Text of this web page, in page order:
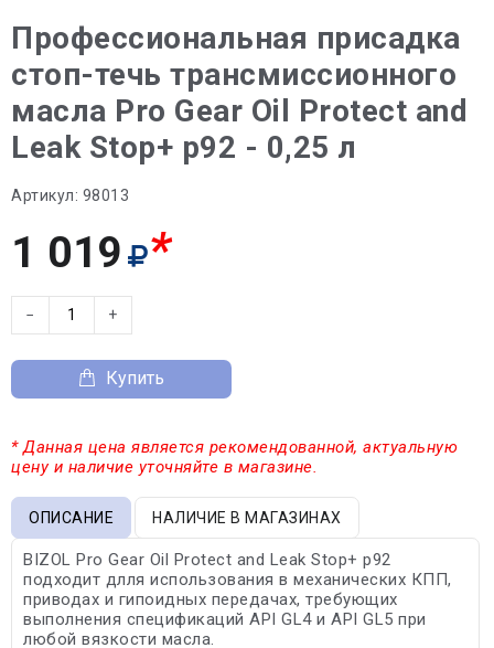
Профессиональная присадка
стоп-течь трансмиссионного
масла Pro Gear Oil Protect and
Leak Stop+ p92 - 0,25 л
Артикул: 98013
1 019 *
− +
Купить
* Данная цена является рекомендованной, актуальную
цену и наличие уточняйте в магазине.
ОПИСАНИЕ НАЛИЧИЕ В МАГАЗИНАХ
BIZOL Pro Gear Oil Protect and Leak Stop+ p92
подходит длля использования в механических КПП,
приводах и гипоидных передачах, требующих
выполнения спецификаций API GL4 и API GL5 при
любой вязкости масла.